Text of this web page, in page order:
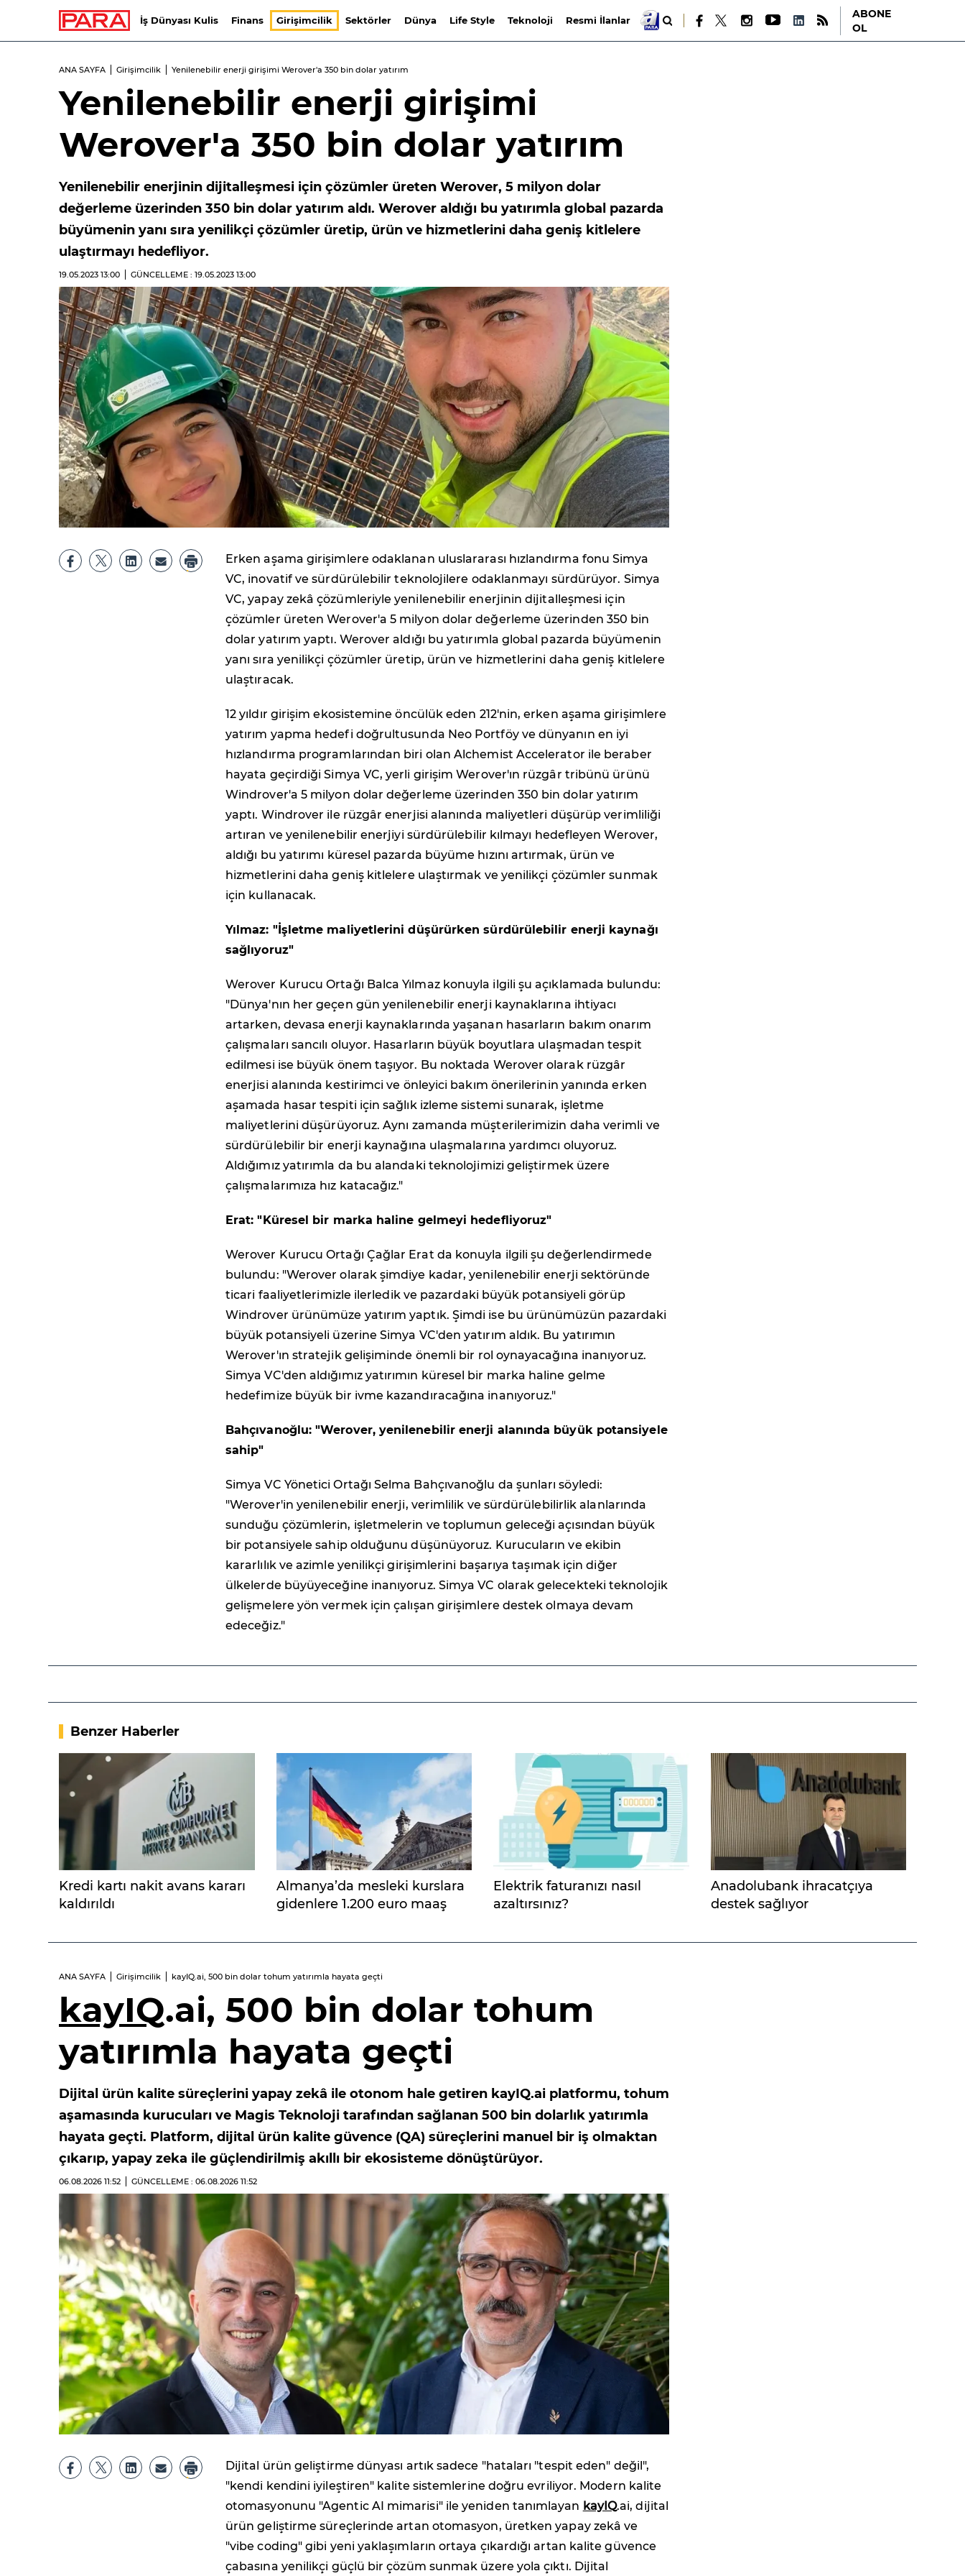
İş Dünyası Kulis Finans Girişimcilik Sektörler Dünya Life Style Teknoloji Resmi İlanlar
ABONE
OL
ANA SAYFA Girişimcilik Yenilenebilir enerji girişimi Werover'a 350 bin dolar yatırım
Yenilenebilir enerji girişimi
Werover'a 350 bin dolar yatırım
Yenilenebilir enerjinin dijitalleşmesi için çözümler üreten Werover, 5 milyon dolar
değerleme üzerinden 350 bin dolar yatırım aldı. Werover aldığı bu yatırımla global pazarda
büyümenin yanı sıra yenilikçi çözümler üretip, ürün ve hizmetlerini daha geniş kitlelere
ulaştırmayı hedefliyor.
19.05.2023 13:00 GÜNCELLEME : 19.05.2023 13:00
Erken aşama girişimlere odaklanan uluslararası hızlandırma fonu Simya
VC, inovatif ve sürdürülebilir teknolojilere odaklanmayı sürdürüyor. Simya
VC, yapay zekâ çözümleriyle yenilenebilir enerjinin dijitalleşmesi için
çözümler üreten Werover'a 5 milyon dolar değerleme üzerinden 350 bin
dolar yatırım yaptı. Werover aldığı bu yatırımla global pazarda büyümenin
yanı sıra yenilikçi çözümler üretip, ürün ve hizmetlerini daha geniş kitlelere
ulaştıracak.
12 yıldır girişim ekosistemine öncülük eden 212'nin, erken aşama girişimlere
yatırım yapma hedefi doğrultusunda Neo Portföy ve dünyanın en iyi
hızlandırma programlarından biri olan Alchemist Accelerator ile beraber
hayata geçirdiği Simya VC, yerli girişim Werover'ın rüzgâr tribünü ürünü
Windrover'a 5 milyon dolar değerleme üzerinden 350 bin dolar yatırım
yaptı. Windrover ile rüzgâr enerjisi alanında maliyetleri düşürüp verimliliği
artıran ve yenilenebilir enerjiyi sürdürülebilir kılmayı hedefleyen Werover,
aldığı bu yatırımı küresel pazarda büyüme hızını artırmak, ürün ve
hizmetlerini daha geniş kitlelere ulaştırmak ve yenilikçi çözümler sunmak
için kullanacak.
Yılmaz: "İşletme maliyetlerini düşürürken sürdürülebilir enerji kaynağı
sağlıyoruz"
Werover Kurucu Ortağı Balca Yılmaz konuyla ilgili şu açıklamada bulundu:
"Dünya'nın her geçen gün yenilenebilir enerji kaynaklarına ihtiyacı
artarken, devasa enerji kaynaklarında yaşanan hasarların bakım onarım
çalışmaları sancılı oluyor. Hasarların büyük boyutlara ulaşmadan tespit
edilmesi ise büyük önem taşıyor. Bu noktada Werover olarak rüzgâr
enerjisi alanında kestirimci ve önleyici bakım önerilerinin yanında erken
aşamada hasar tespiti için sağlık izleme sistemi sunarak, işletme
maliyetlerini düşürüyoruz. Aynı zamanda müşterilerimizin daha verimli ve
sürdürülebilir bir enerji kaynağına ulaşmalarına yardımcı oluyoruz.
Aldığımız yatırımla da bu alandaki teknolojimizi geliştirmek üzere
çalışmalarımıza hız katacağız."
Erat: "Küresel bir marka haline gelmeyi hedefliyoruz"
Werover Kurucu Ortağı Çağlar Erat da konuyla ilgili şu değerlendirmede
bulundu: "Werover olarak şimdiye kadar, yenilenebilir enerji sektöründe
ticari faaliyetlerimizle ilerledik ve pazardaki büyük potansiyeli görüp
Windrover ürünümüze yatırım yaptık. Şimdi ise bu ürünümüzün pazardaki
büyük potansiyeli üzerine Simya VC'den yatırım aldık. Bu yatırımın
Werover'ın stratejik gelişiminde önemli bir rol oynayacağına inanıyoruz.
Simya VC'den aldığımız yatırımın küresel bir marka haline gelme
hedefimize büyük bir ivme kazandıracağına inanıyoruz."
Bahçıvanoğlu: "Werover, yenilenebilir enerji alanında büyük potansiyele
sahip"
Simya VC Yönetici Ortağı Selma Bahçıvanoğlu da şunları söyledi:
"Werover'in yenilenebilir enerji, verimlilik ve sürdürülebilirlik alanlarında
sunduğu çözümlerin, işletmelerin ve toplumun geleceği açısından büyük
bir potansiyele sahip olduğunu düşünüyoruz. Kurucuların ve ekibin
kararlılık ve azimle yenilikçi girişimlerini başarıya taşımak için diğer
ülkelerde büyüyeceğine inanıyoruz. Simya VC olarak gelecekteki teknolojik
gelişmelere yön vermek için çalışan girişimlere destek olmaya devam
edeceğiz."
Benzer Haberler
Kredi kartı nakit avans kararı
kaldırıldı
Almanya’da mesleki kurslara
gidenlere 1.200 euro maaş
Elektrik faturanızı nasıl
azaltırsınız?
Anadolubank ihracatçıya
destek sağlıyor
ANA SAYFA Girişimcilik kayIQ.ai, 500 bin dolar tohum yatırımla hayata geçti
kayIQ.ai, 500 bin dolar tohum
yatırımla hayata geçti
Dijital ürün kalite süreçlerini yapay zekâ ile otonom hale getiren kayIQ.ai platformu, tohum
aşamasında kurucuları ve Magis Teknoloji tarafından sağlanan 500 bin dolarlık yatırımla
hayata geçti. Platform, dijital ürün kalite güvence (QA) süreçlerini manuel bir iş olmaktan
çıkarıp, yapay zeka ile güçlendirilmiş akıllı bir ekosisteme dönüştürüyor.
06.08.2026 11:52 GÜNCELLEME : 06.08.2026 11:52
Dijital ürün geliştirme dünyası artık sadece "hataları "tespit eden" değil",
"kendi kendini iyileştiren" kalite sistemlerine doğru evriliyor. Modern kalite
otomasyonunu "Agentic AI mimarisi" ile yeniden tanımlayan kayIQ.ai, dijital
ürün geliştirme süreçlerinde artan otomasyon, üretken yapay zekâ ve
"vibe coding" gibi yeni yaklaşımların ortaya çıkardığı artan kalite güvence
çabasına yenilikçi güçlü bir çözüm sunmak üzere yola çıktı. Dijital